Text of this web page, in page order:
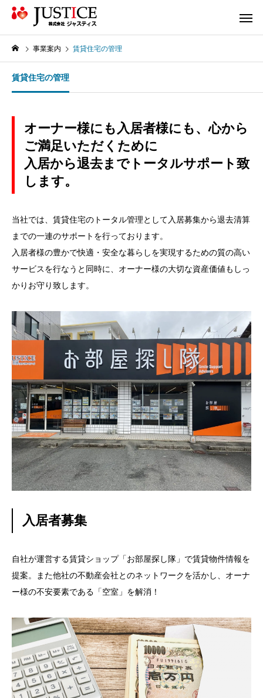
事業案内 賃貸住宅の管理
賃貸住宅の管理
オーナー様にも入居者様にも、心から
ご満足いただくために
入居から退去までトータルサポート致
します。
当社では、賃貸住宅のトータル管理として入居募集から退去清算
までの一連のサポートを行っております。
入居者様の豊かで快適・安全な暮らしを実現するための質の高い
サービスを行なうと同時に、オーナー様の大切な資産価値もしっ
かりお守り致します。
入居者募集
自社が運営する賃貸ショップ「お部屋探し隊 」で賃貸物件情報を
提案。また他社の不動産会社とのネットワークを活かし、オーナ
ー様の不安要素である「空室」を解消！